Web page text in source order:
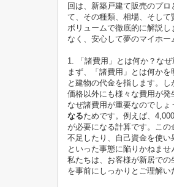
回は、新築戸建て販売のプ
て、その種類、相場、そし
ボリュームで徹底的に解説
なく、安心して夢のマイホー
1. 「諸費用」とは何か？なぜ
まず、「諸費用」とは何か
と建物の代金を指します。
価格以外にも様々な費用が発
なぜ諸費用が重要なのでしょ
なるためです。例えば、
が必要になる計算です。こ
不足したり、自己資金を使
といった事態に陥りかねませ
私たちは、お客様が新居で
を事前にしっかりとご理解い